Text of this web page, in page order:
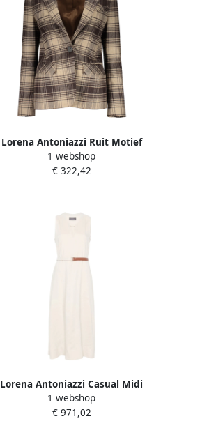
Lorena Antoniazzi Ruit Motief
Wollen Blazer Beige Dames
1 webshop
€ 322,42
Lorena Antoniazzi Casual Midi
Jurk in Beige Dames
1 webshop
€ 971,02